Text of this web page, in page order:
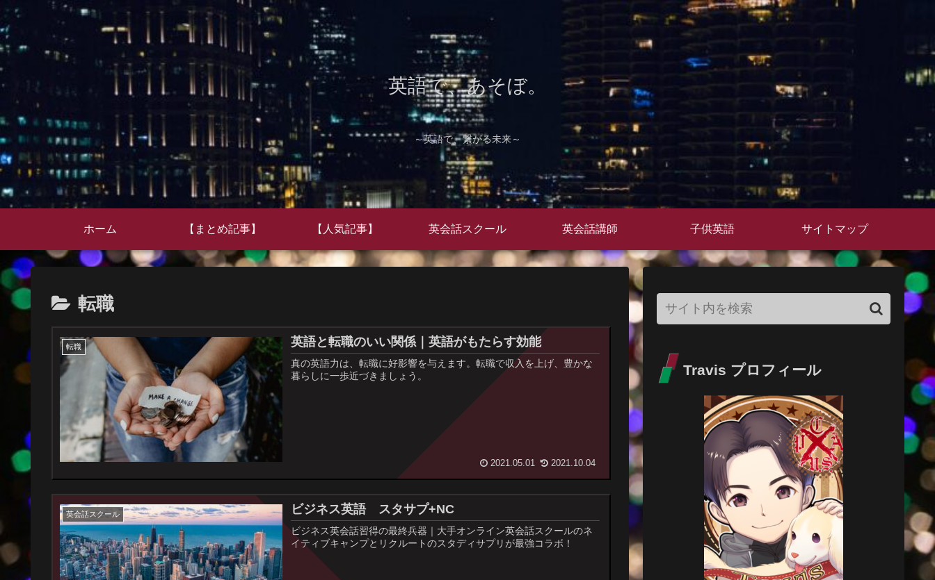
英語で、あそぼ。
～英語で、繋がる未来～
ホーム 【まとめ記事】 【人気記事】 英会話スクール 英会話講師 子供英語 サイトマップ
転職
転職 英語と転職のいい関係｜英語がもたらす効能
真の英語力は、転職に好影響を与えます。転職で収入を上げ、豊かな
暮らしに一歩近づきましょう。
2021.05.01 2021.10.04
英会話スクール ビジネス英語 スタサプ+NC
ビジネス英会話習得の最終兵器｜大手オンライン英会話スクールのネ
イティブキャンプとリクルートのスタディサプリが最強コラボ！
Travis プロフィール